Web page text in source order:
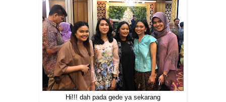
Hi!!! dah pada gede ya sekarang